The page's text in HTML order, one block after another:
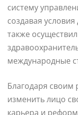
систему
создавая
также
международные
Благодаря
изменить лицо
карьера и